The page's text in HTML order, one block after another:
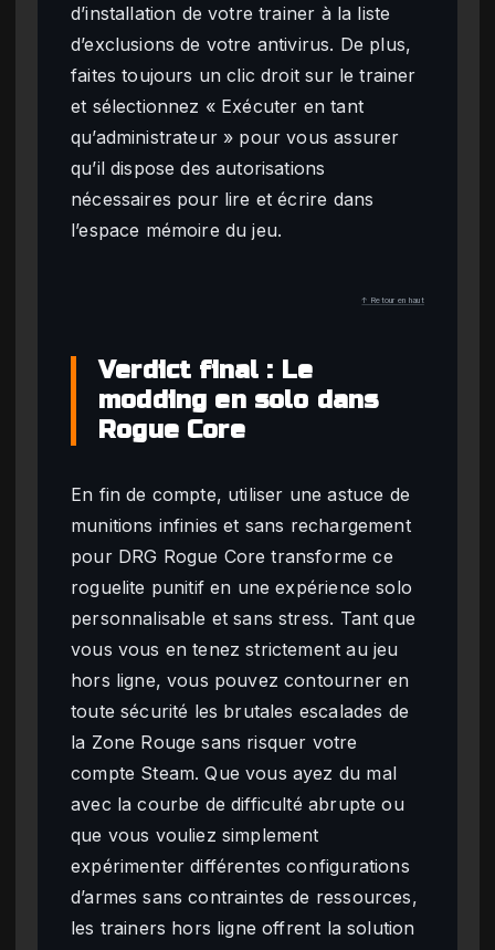
d’installation de votre trainer à la liste
d’exclusions de votre antivirus. De plus,
faites toujours un clic droit sur le trainer
et sélectionnez « Exécuter en tant
qu’administrateur » pour vous assurer
qu’il dispose des autorisations
nécessaires pour lire et écrire dans
l’espace mémoire du jeu.
↑ Retour en haut
Verdict final : Le
modding en solo dans
Rogue Core
En fin de compte, utiliser une astuce de
munitions infinies et sans rechargement
pour DRG Rogue Core transforme ce
roguelite punitif en une expérience solo
personnalisable et sans stress. Tant que
vous vous en tenez strictement au jeu
hors ligne, vous pouvez contourner en
toute sécurité les brutales escalades de
la Zone Rouge sans risquer votre
compte Steam. Que vous ayez du mal
avec la courbe de difficulté abrupte ou
que vous vouliez simplement
expérimenter différentes configurations
d’armes sans contraintes de ressources,
les trainers hors ligne offrent la solution